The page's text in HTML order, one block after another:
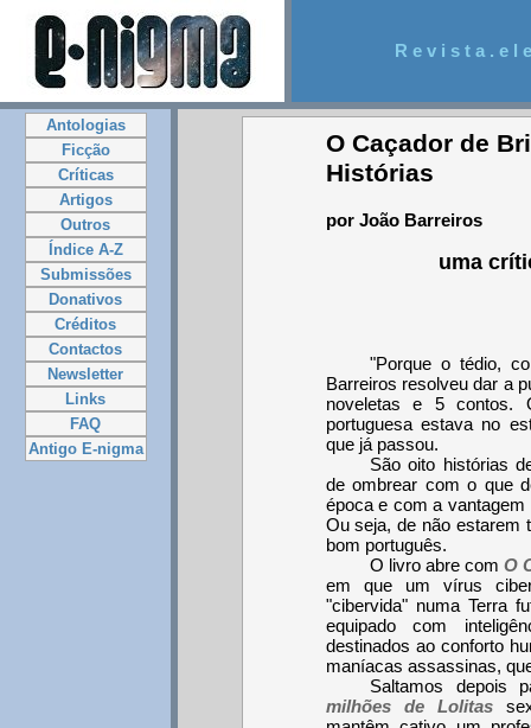
R e v i s t a . e l
Antologias
Ficção
Críticas
Artigos
Outros
Índice A-Z
Submissões
Donativos
Créditos
Contactos
Newsletter
Links
FAQ
Antigo E-nigma
O Caçador de
Histórias
por João Barreiros
uma
"Porque o tédio,
Barreiros resolveu dar a
noveletas e 5 contos.
portuguesa estava no
que já passou.
São oito histórias
de ombrear com o que
época e com a
Ou seja, de não estarem
bom português.
O livro abre comO
em que um vírus
"cibervida" numa Terra
equipado com
destinados ao conforto
maníacas assassinas,
Saltamos depois
milhões de Lolitas